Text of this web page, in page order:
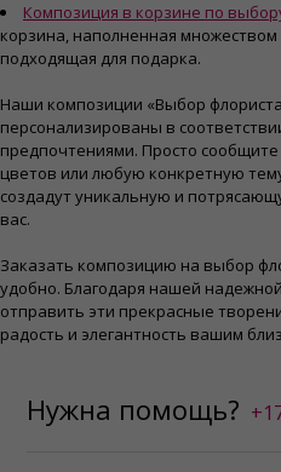
Композиция в корзине по
корзина, наполненная
подходящая для подарка.
Наши композиции «Выбор
персонализированы в
предпочтениями. Просто
цветов или любую конкретную
создадут уникальную и
вас.
Заказать композицию на выбор
удобно. Благодаря нашей
отправить эти прекрасные
радость и элегантность вашим
Нужна помощь?